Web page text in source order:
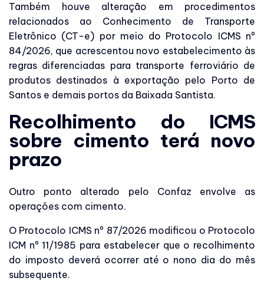
Também houve alteração em procedimentos
relacionados ao Conhecimento de Transporte
Eletrônico (CT-e) por meio do Protocolo ICMS nº
84/2026, que acrescentou novo estabelecimento às
regras diferenciadas para transporte ferroviário de
produtos destinados à exportação pelo Porto de
Santos e demais portos da Baixada Santista.
Recolhimento do ICMS
sobre cimento terá novo
prazo
Outro ponto alterado pelo Confaz envolve as
operações com cimento.
O Protocolo ICMS nº 87/2026 modificou o Protocolo
ICM nº 11/1985 para estabelecer que o recolhimento
do imposto deverá ocorrer até o nono dia do mês
subsequente.